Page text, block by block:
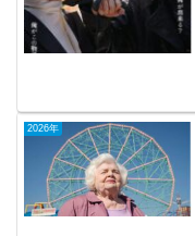
2026年